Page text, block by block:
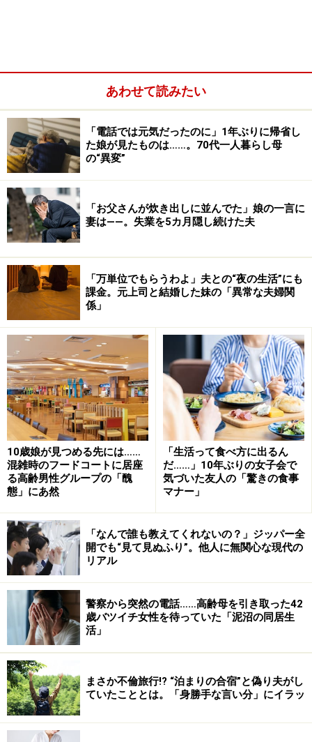
「私も賃貸だったので、じゃあ、ルームシェアさせてよ
と言ったら、『結婚して一緒に住もうか』って。結婚な
んてする気がないくせにと言うと、あなたもそうでしょ
と彼が言って。二人で顔を見合わせて笑ってしまいまし
た。ああ、この人だったら互いにつかず離れず、適当な
距離をとりながら楽しく暮らしていけるかもと思ったん
です。彼もそう思っていたみたい」
自分たちで購入できる中古マンションを見て歩くのは楽
しかった。ここがいいとサエさんが思ったとき、彼が
「ここだな」と言った。気が合うのは分かっていたが、
やはりうれしかったという。
「それから15年、夫婦二人だけだと寂しいからと、保護
猫を2匹迎えて。本当に気楽な生活を送ってきました。
二人とも仕事中心、週末は二人で過ごすこともあれば、
それぞれが友人と会うこともあったり。何にも縛られな
い、自由で気楽。でも一人暮らしよりは心強い。私にと
義母と同居することに
ところが半年ほど前のことだ。実家に戻っていた夫が暗
い顔で帰宅した。いったいどうしたのかと思ったら、実
家がゴミ屋敷と化していたのだという。
夫の父親が数年前に亡くなってから、義母は一人で暮ら
していた。しっかり者で元気な義母だったし、電話をす
ると元気で張りのある声が変わらなかったので、心配な
どしたことがなかった。
あわせて読みたい
「電話では元気だったのに」1年ぶりに帰省し
た娘が見たものは……。70代一人暮らし母
の“異変”
「お父さんが炊き出しに並んでた」娘の一言に
妻は――。失業を5カ月隠し続けた夫
「万単位でもらうわよ」夫との“夜の生活”にも
課金。元上司と結婚した妹の「異常な夫婦関
係」
10歳娘が見つめる先には……
混雑時のフードコートに居座
る高齢男性グループの「醜
態」にあ然
「生活って食べ方に出るん
だ……」10年ぶりの女子会で
気づいた友人の「驚きの食事
マナー」
「なんで誰も教えてくれないの？」ジッパー全
開でも“見て見ぬふり”。他人に無関心な現代の
リアル
警察から突然の電話……高齢母を引き取った42
歳バツイチ女性を待っていた「泥沼の同居生
活」
まさか不倫旅行!? “泊まりの合宿”と偽り夫がし
ていたこととは。「身勝手な言い分」にイラッ